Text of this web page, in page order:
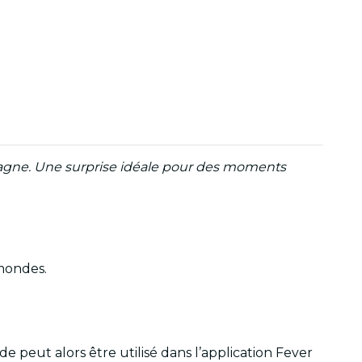
Une surprise idéale pour des moments
peut alors être utilisé dans l’application Fever